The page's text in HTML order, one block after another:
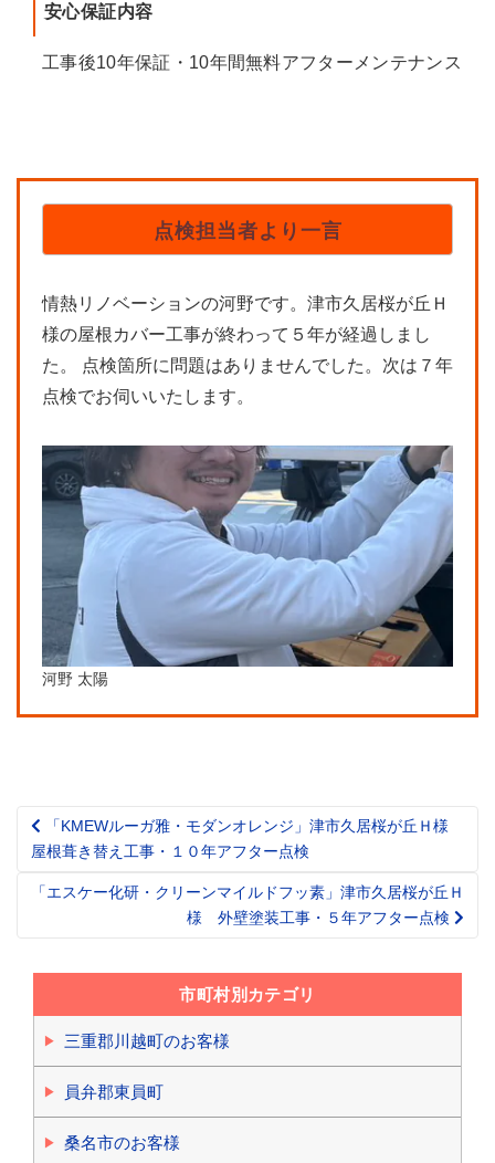
安心保証内容
工事後10年保証・10年間無料アフターメンテナンス
点検担当者より一言
情熱リノベーションの河野です。津市久居桜が丘Ｈ
様の屋根カバー工事が終わって５年が経過しまし
た。 点検箇所に問題はありませんでした。次は７年
点検でお伺いいたします。
河野 太陽
Post
navigation
「KMEWルーガ雅・モダンオレンジ」津市久居桜が丘Ｈ様
屋根葺き替え工事・１０年アフター点検
「エスケー化研・クリーンマイルドフッ素」津市久居桜が丘Ｈ
様 外壁塗装工事・５年アフター点検
市町村別カテゴリ
三重郡川越町のお客様
員弁郡東員町
桑名市のお客様